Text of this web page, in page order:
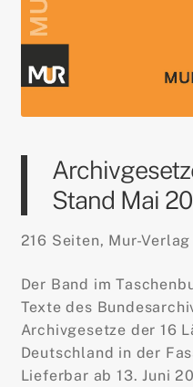
Stand Mai
216 Seiten, Mur-Verlag
Der Band im
Texte des
Archivgesetze der 16
Deutschland in der
Lieferbar ab 13. Juni